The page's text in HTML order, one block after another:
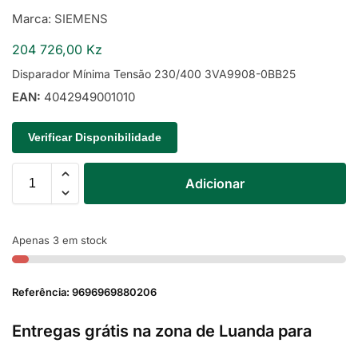
Marca: SIEMENS
204 726,00 Kz
Disparador Mínima Tensão 230/400 3VA9908-0BB25
EAN: 4042949001010
Verificar Disponibilidade
Adicionar
Apenas 3 em stock
Referência: 9696969880206
Entregas grátis na zona de Luanda para